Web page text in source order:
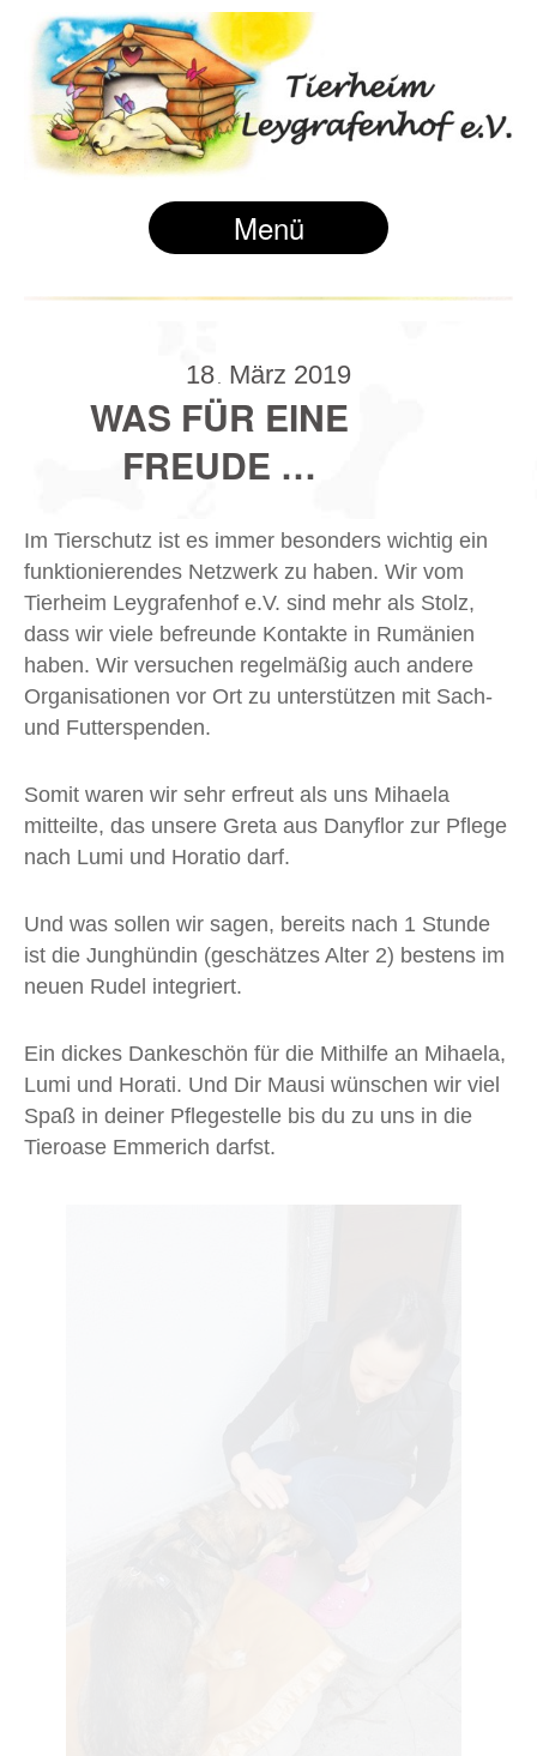
Menü
18 März 2019
WAS FÜR EINE
FREUDE …
Im Tierschutz ist es immer besonders wichtig ein
funktionierendes Netzwerk zu haben. Wir vom
Tierheim Leygrafenhof e.V. sind mehr als Stolz,
dass wir viele befreunde Kontakte in Rumänien
haben. Wir versuchen regelmäßig auch andere
Organisationen vor Ort zu unterstützen mit Sach-
und Futterspenden.
Somit waren wir sehr erfreut als uns Mihaela
mitteilte, das unsere Greta aus Danyflor zur Pflege
nach Lumi und Horatio darf.
Und was sollen wir sagen, bereits nach 1 Stunde
ist die Junghündin (geschätzes Alter 2) bestens im
neuen Rudel integriert.
Ein dickes Dankeschön für die Mithilfe an Mihaela,
Lumi und Horati. Und Dir Mausi wünschen wir viel
Spaß in deiner Pflegestelle bis du zu uns in die
Tieroase Emmerich darfst.